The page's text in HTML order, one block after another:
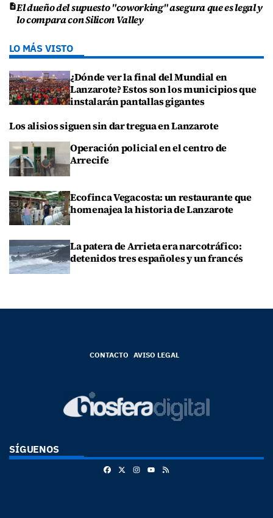
El dueño del supuesto "coworking" asegura que es legal y
lo compara con Silicon Valley
LO MÁS VISTO
¿Dónde ver la final del Mundial en
Lanzarote? Estos son los municipios que
instalarán pantallas gigantes
Los alisios siguen sin dar tregua en Lanzarote
Operación policial en el centro de
Arrecife
Ecofinca Vegacosta: un restaurante que
homenajea la historia de Lanzarote
La patera de Arrieta era narcotráfico:
detenidos tres españoles y un francés
CONTACTO AVISO LEGAL
SÍGUENOS
FacebookInstagram